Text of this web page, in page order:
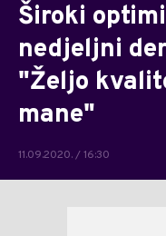
Široki
nedjeljni
"Željo
mane"
11.09.2020. / 16:30